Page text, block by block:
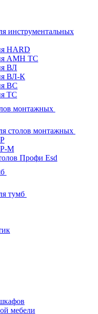
инструментальных
HARD
АМН ТС
ВЛ
ВЛ-К
ВС
ТС
монтажных
столов монтажных
М
Профи Esd
тумб
мебели